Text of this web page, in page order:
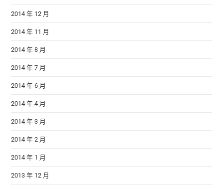
2014 年 12 月
2014 年 11 月
2014 年 8 月
2014 年 7 月
2014 年 6 月
2014 年 4 月
2014 年 3 月
2014 年 2 月
2014 年 1 月
2013 年 12 月